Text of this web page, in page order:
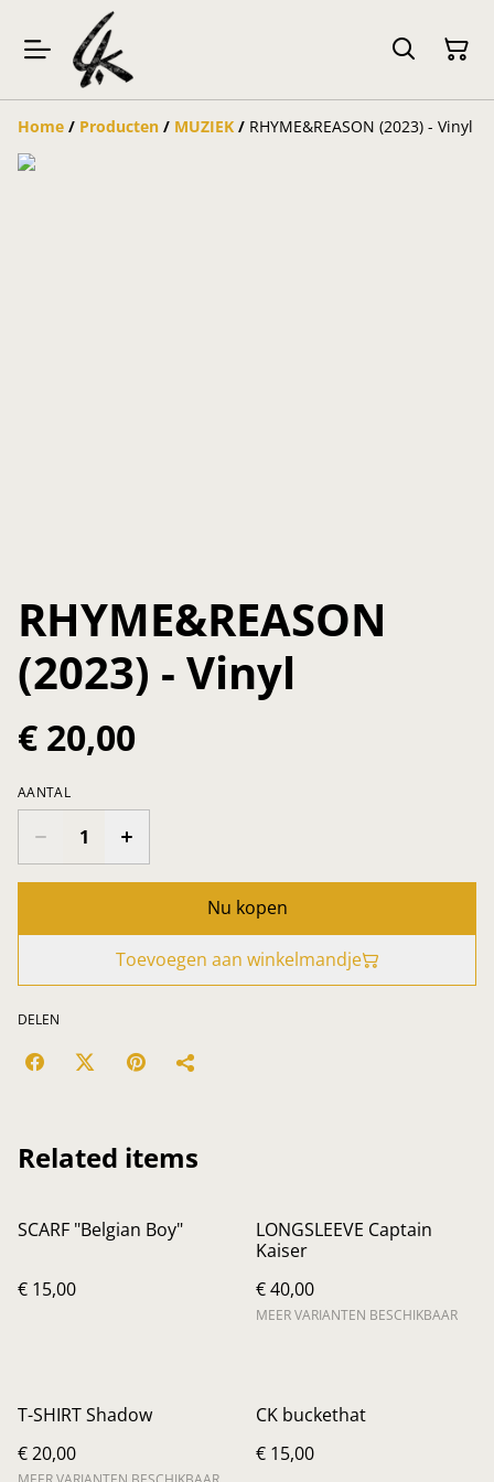
Home / Producten / MUZIEK / RHYME&REASON (2023) - Vinyl
RHYME&REASON
(2023) - Vinyl
€ 20,00
AANTAL
Nu kopen
Toevoegen aan winkelmandje
DELEN
Related items
SCARF "Belgian Boy"
€ 15,00
LONGSLEEVE Captain
Kaiser
€ 40,00
MEER VARIANTEN BESCHIKBAAR
T-SHIRT Shadow
€ 20,00
CK buckethat
€ 15,00